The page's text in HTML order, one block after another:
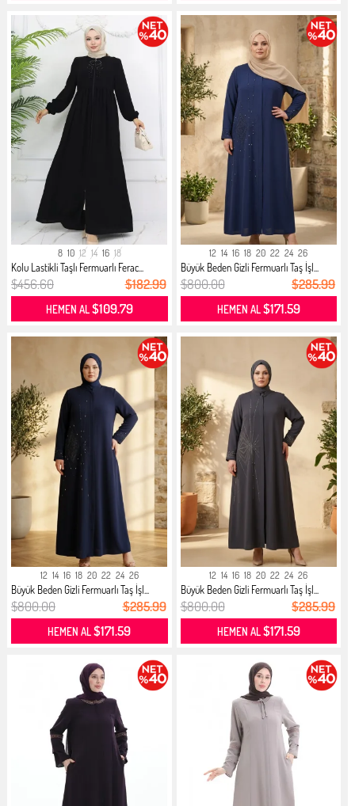
8 10 12 14 16 18
Kolu Lastikli Taşlı Fermuarlı Ferac...
$456.60 $182.99
HEMEN AL$109.79
12 14 16 18 20 22 24 26
Büyük Beden Gizli Fermuarlı Taş İşl...
$800.00 $285.99
HEMEN AL$171.59
12 14 16 18 20 22 24 26
Büyük Beden Gizli Fermuarlı Taş İşl...
$800.00 $285.99
HEMEN AL$171.59
12 14 16 18 20 22 24 26
Büyük Beden Gizli Fermuarlı Taş İşl...
$800.00 $285.99
HEMEN AL$171.59